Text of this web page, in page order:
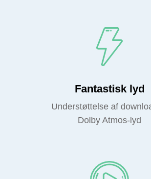
Fantastisk lyd
Understøttelse af
Dolby Atmos-lyd